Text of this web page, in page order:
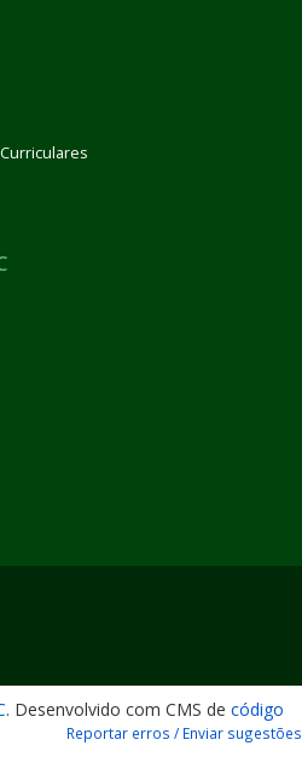
. Desenvolvido com CMS de código
Reportar erros / Enviar sugestões